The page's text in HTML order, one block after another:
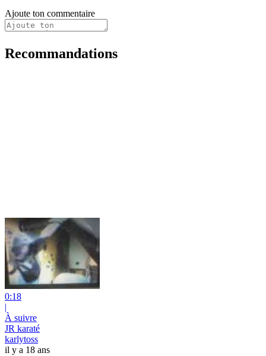
Ajoute ton commentaire
Recommandations
0:18
|
À suivre
JR karaté
karlytoss
il y a 18 ans